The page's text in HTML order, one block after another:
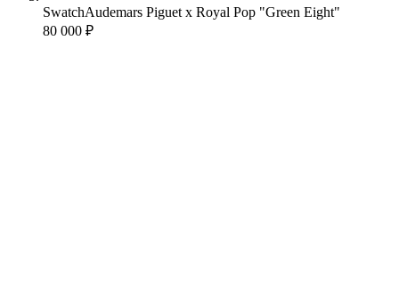
SwatchAudemars Piguet x Royal Pop "Green Eight"
80 000 ₽